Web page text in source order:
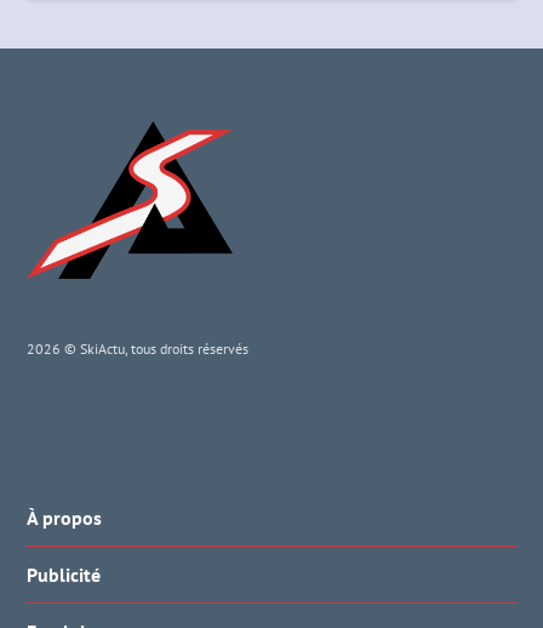
2026 © SkiActu, tous droits réservés
À propos
Publicité